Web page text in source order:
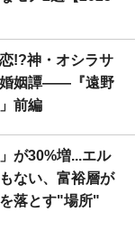
!?神・オシラサ
婚姻譚――『遠野
前編
が30%増...エル
ない、富裕層が
落とす"場所"